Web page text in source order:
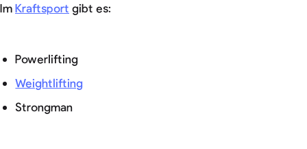
Im Kraftsport gibt es:
Powerlifting
Weightlifting
Strongman